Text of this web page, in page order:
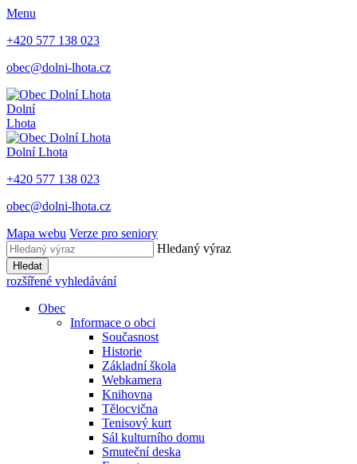
Menu
+420 577 138 023
obec@dolni-lhota.cz
Dolní
Lhota
Dolní Lhota
+420 577 138 023
obec@dolni-lhota.cz
Mapa webu Verze pro seniory
Hledaný výraz
Hledat
rozšířené vyhledávání
Obec
Informace o obci
Současnost
Historie
Základní škola
Webkamera
Knihovna
Tělocvična
Tenisový kurt
Sál kulturního domu
Smuteční deska